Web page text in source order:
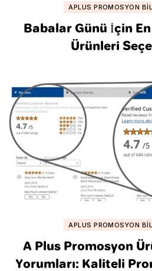
APLUS PROMOSYON
Babalar Günü İçin
Ürünleri
APLUS PROMOSYON
A Plus Promosyon
Yorumları: Kaliteli